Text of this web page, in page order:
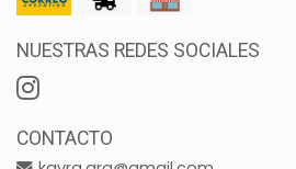
NUESTRAS REDES SOCIALES
CONTACTO